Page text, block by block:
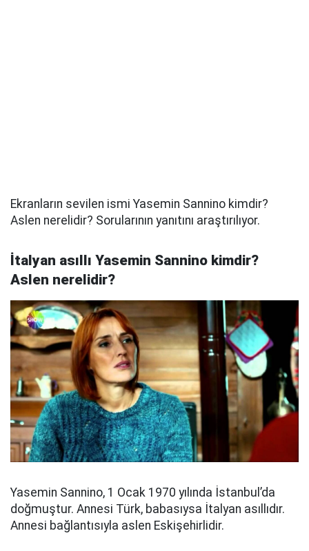
Ekranların sevilen ismi Yasemin Sannino kimdir?
Aslen nerelidir? Sorularının yanıtını araştırılıyor.
İtalyan asıllı Yasemin Sannino kimdir?
Aslen nerelidir?
Yasemin Sannino, 1 Ocak 1970 yılında İstanbul’da
doğmuştur. Annesi Türk, babasıysa İtalyan asıllıdır.
Annesi bağlantısıyla aslen Eskişehirlidir.